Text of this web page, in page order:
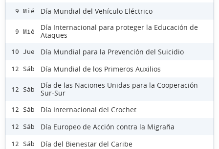
9 Mié Día Mundial del Vehículo Eléctrico
9 Mié
Día Internacional para proteger la Educación de
Ataques
10 Jue Día Mundial para la Prevención del Suicidio
12 Sáb Día Mundial de los Primeros Auxilios
12 Sáb
Día de las Naciones Unidas para la Cooperación
Sur-Sur
12 Sáb Día Internacional del Crochet
12 Sáb Día Europeo de Acción contra la Migraña
12 Sáb Día del Bienestar del Caribe